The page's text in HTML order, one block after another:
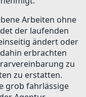
Arbeiten ohne
der laufenden
ändert oder
erbrachten
zu
zu erstatten.
grob fahrlässige